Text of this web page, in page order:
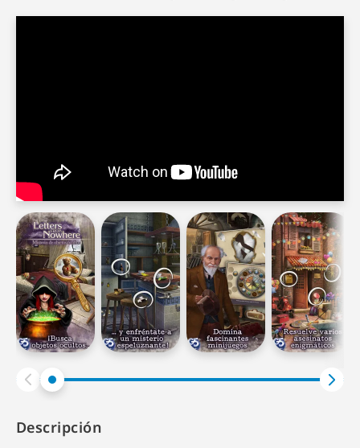
Descripción